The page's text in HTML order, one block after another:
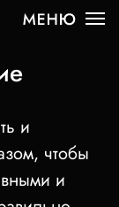
и
чтобы
и